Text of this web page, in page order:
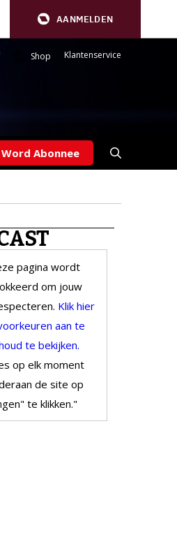
AANMELDEN
Shop Klantenservice
Word Abonnee
pagina wordt
om jouw
Klik hier
aan te
te bekijken.
op elk moment
de site op
te klikken."